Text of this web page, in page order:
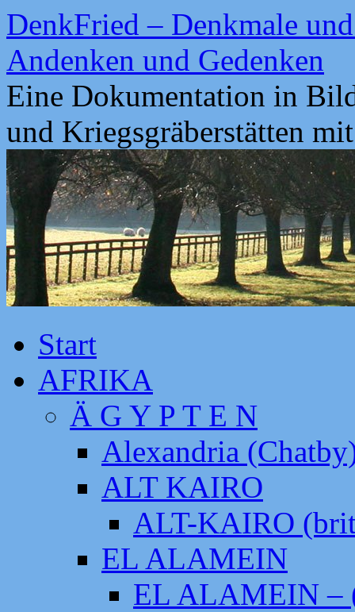
Zum
Inhalt
springen
DenkFried – Denkmale
Andenken und Gedenken
Eine Dokumentation in
und Kriegsgräberstätten
Start
AFRIKA
Ä G Y P T E N
Alexandria
ALT KAIRO
ALT-KAIRO
EL ALAMEIN
EL ALAMEIN –